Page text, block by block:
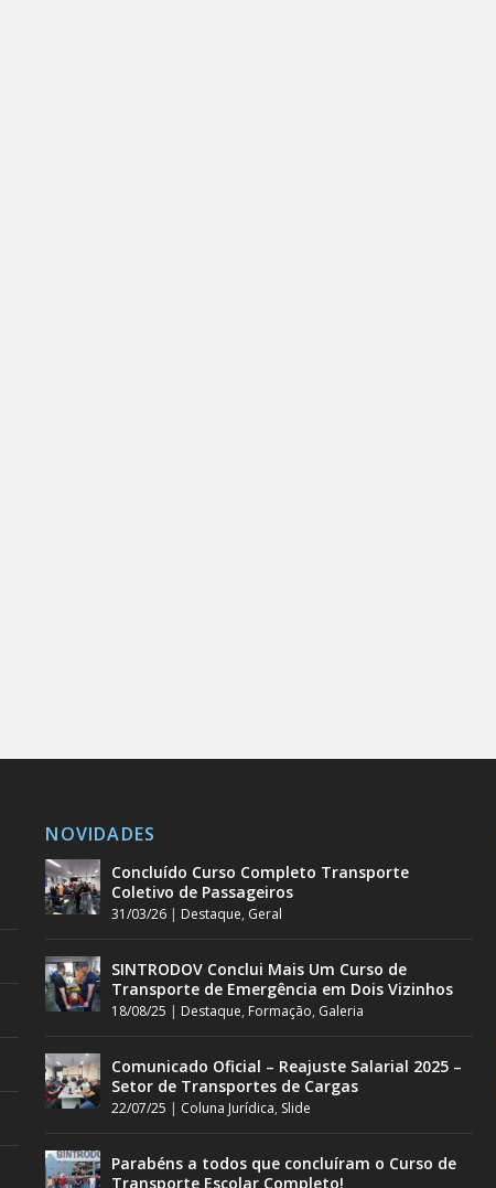
NOVIDADES
Concluído Curso Completo Transporte
Coletivo de Passageiros
31/03/26 | Destaque, Geral
SINTRODOV Conclui Mais Um Curso de
Transporte de Emergência em Dois Vizinhos
18/08/25 | Destaque, Formação, Galeria
Comunicado Oficial – Reajuste Salarial 2025 –
Setor de Transportes de Cargas
22/07/25 | Coluna Jurídica, Slide
Parabéns a todos que concluíram o Curso de
Transporte Escolar Completo!